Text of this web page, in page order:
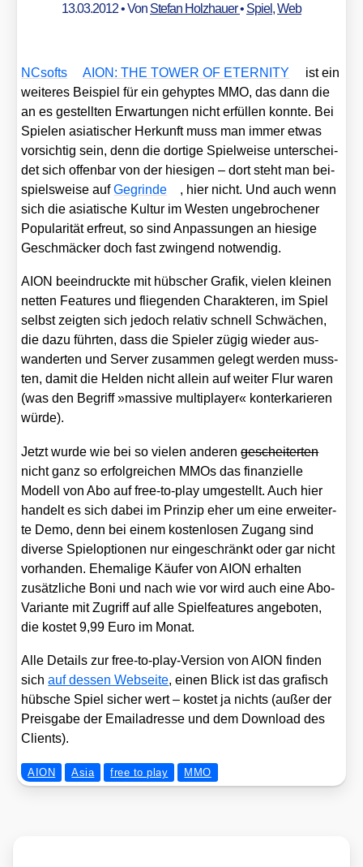
13.03.2012• Von Stefan Holzhauer• Spiel,Web
NCsofts AION: THE TOWER OF ETERNITY
ist ein
wei­te­res Bei­spiel für ein gehyp­tes MMO, das dann die
an es gestell­ten Erwar­tun­gen nicht erfül­len konn­te. Bei
Spie­len asia­ti­scher Her­kunft muss man immer etwas
vor­sich­tig sein, denn die dor­ti­ge Spiel­wei­se unter­schei­
det sich offen­bar von der hie­si­gen – dort steht man bei­
spiels­wei­se aufGeg­rin­de
, hier nicht. Und auch wenn
sich die asia­ti­sche Kul­tur im Wes­ten unge­bro­che­ner
Popu­la­ri­tät erfreut, so sind Anpas­sun­gen an hie­si­ge
Geschmä­cker doch fast zwin­gend not­wen­dig.
AION beein­druck­te mit hüb­scher Gra­fik, vie­len klei­nen
net­ten Fea­tures und flie­gen­den Cha­rak­te­ren, im Spiel
selbst zeig­ten sich jedoch rela­tiv schnell Schwä­chen,
die dazu führ­ten, dass die Spie­ler zügig wie­der aus­
wan­der­ten und Ser­ver zusam­men gelegt wer­den muss­
ten, damit die Hel­den nicht allein auf wei­ter Flur waren
(was den Begriff »mas­si­ve mul­ti­play­er« kon­ter­ka­rie­ren
wür­de).
Jetzt wur­de wie bei so vie­len ande­rengeschei­ter­ten
nicht ganz so erfolg­rei­chen MMOs das finan­zi­el­le
Modell von Abo auf free-to-play umge­stellt. Auch hier
han­delt es sich dabei im Prin­zip eher um eine erwei­ter­
te Demo, denn bei einem kos­ten­lo­sen Zugang sind
diver­se Spiel­op­tio­nen nur ein­ge­schränkt oder gar nicht
vor­han­den. Ehe­ma­li­ge Käu­fer von AION erhal­ten
zusätz­li­che Boni und nach wie vor wird auch eine Abo-
Vari­an­te mit Zugriff auf alle Spiel­fea­tures ange­bo­ten,
die kos­tet 9,99 Euro im Monat.
Alle Details zur free-to-play-Ver­si­on von AION fin­den
sichauf des­sen Web­sei­te, einen Blick ist das gra­fisch
hüb­sche Spiel sicher wert – kos­tet ja nichts (außer der
Preis­ga­be der Email­adres­se und dem Down­load des
Cli­ents).
AION Asia free to play MMO